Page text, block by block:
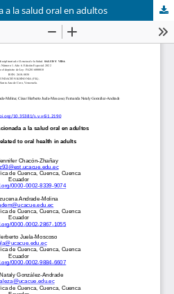
a la salud oral en adultos